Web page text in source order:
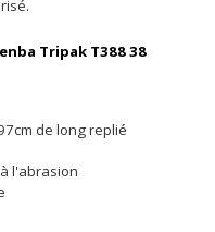
Tripak T388 38
de long replié
l'abrasion